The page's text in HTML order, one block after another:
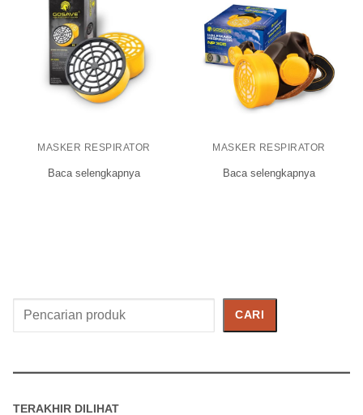
MASKER RESPIRATOR
Baca selengkapnya
MASKER RESPIRATOR
Baca selengkapnya
Cari
Produk
CARI
TERAKHIR DILIHAT